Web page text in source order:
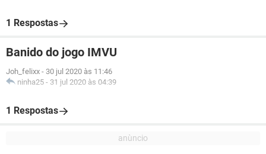
1 Respostas
Banido do jogo IMVU
Joh_felixx - 30 jul 2020 às 11:46
ninha25 - 31 jul 2020 às 04:39
1 Respostas